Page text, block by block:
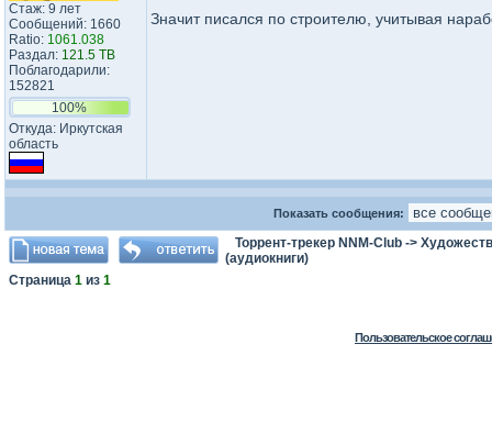
Стаж: 9 лет
Сообщений: 1660
Ratio: 1061.038
Раздал: 121.5 TB
Поблагодарили:
152821
100%
Откуда: Иркутская
область
Значит писался по строителю, учитывая
Показать сообщения:
Торрент-трекер NNM-Club ->
(аудиокниги)
Страница 1 из 1
Пользовательское